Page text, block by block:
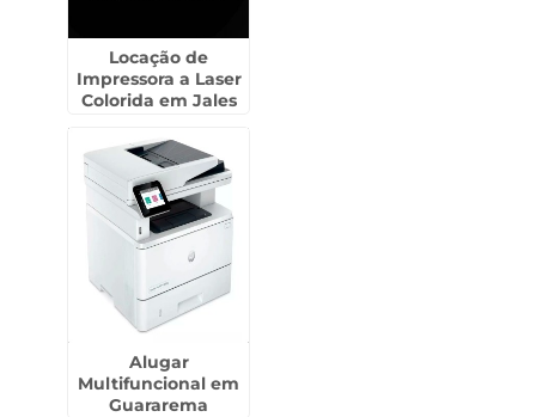
Locação de
Impressora a Laser
Colorida em Jales
Alugar
Multifuncional em
Guararema